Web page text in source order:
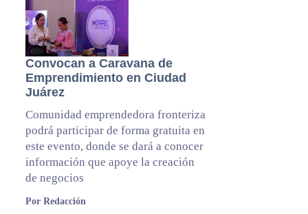
Convocan a Caravana de
Emprendimiento en Ciudad
Juárez
Comunidad emprendedora fronteriza
podrá participar de forma gratuita en
este evento, donde se dará a conocer
información que apoye la creación
de negocios
Por Redacción